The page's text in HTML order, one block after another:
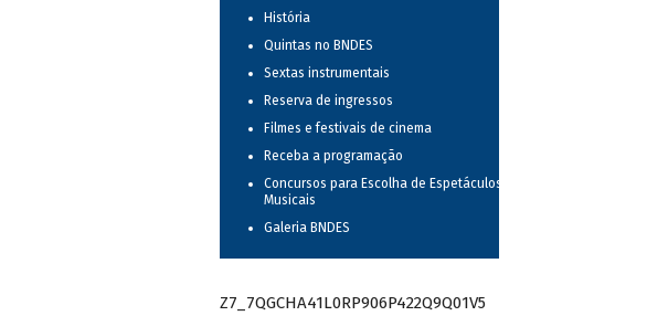
História
Quintas no BNDES
Sextas instrumentais
Reserva de ingressos
Filmes e festivais de cinema
Receba a programação
Concursos para Escolha de Espetáculos
Musicais
Galeria BNDES
Z7_7QGCHA41L0RP906P422Q9Q01V5